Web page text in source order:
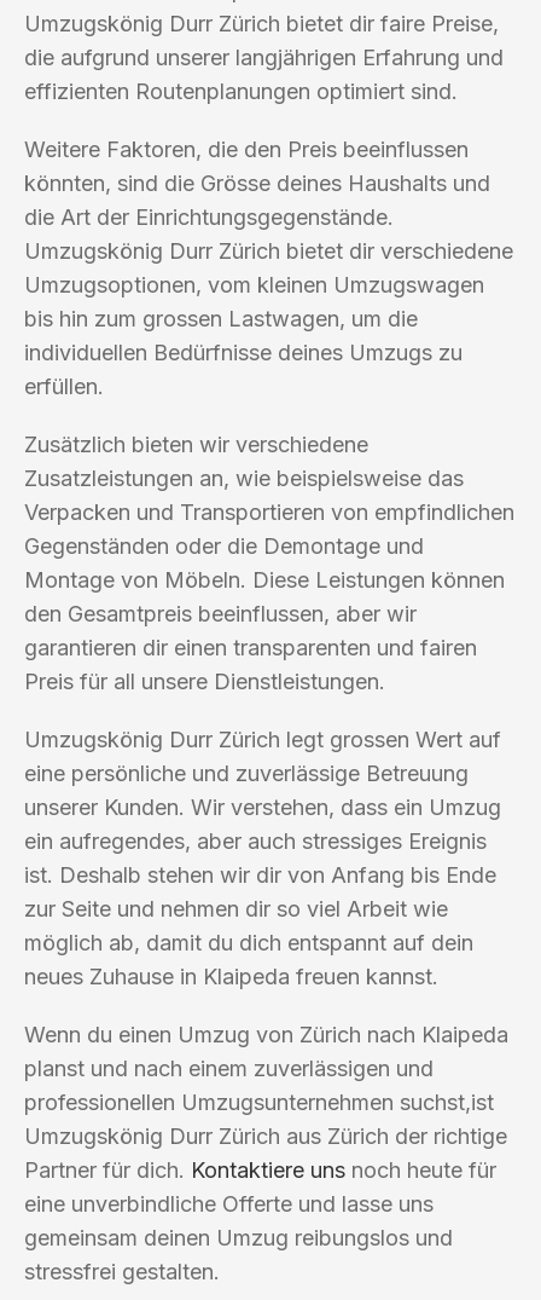
Umzugskönig Durr Zürich bietet dir faire Preise,
die aufgrund unserer langjährigen Erfahrung und
effizienten Routenplanungen optimiert sind.
Weitere Faktoren, die den Preis beeinflussen
könnten, sind die Grösse deines Haushalts und
die Art der Einrichtungsgegenstände.
Umzugskönig Durr Zürich bietet dir verschiedene
Umzugsoptionen, vom kleinen Umzugswagen
bis hin zum grossen Lastwagen, um die
individuellen Bedürfnisse deines Umzugs zu
erfüllen.
Zusätzlich bieten wir verschiedene
Zusatzleistungen an, wie beispielsweise das
Verpacken und Transportieren von empfindlichen
Gegenständen oder die Demontage und
Montage von Möbeln. Diese Leistungen können
den Gesamtpreis beeinflussen, aber wir
garantieren dir einen transparenten und fairen
Preis für all unsere Dienstleistungen.
Umzugskönig Durr Zürich legt grossen Wert auf
eine persönliche und zuverlässige Betreuung
unserer Kunden. Wir verstehen, dass ein Umzug
ein aufregendes, aber auch stressiges Ereignis
ist. Deshalb stehen wir dir von Anfang bis Ende
zur Seite und nehmen dir so viel Arbeit wie
möglich ab, damit du dich entspannt auf dein
neues Zuhause in Klaipeda freuen kannst.
Wenn du einen Umzug von Zürich nach Klaipeda
planst und nach einem zuverlässigen und
professionellen Umzugsunternehmen suchst,ist
Umzugskönig Durr Zürich aus Zürich der richtige
Partner für dich. Kontaktiere uns noch heute für
eine unverbindliche Offerte und lasse uns
gemeinsam deinen Umzug reibungslos und
stressfrei gestalten.